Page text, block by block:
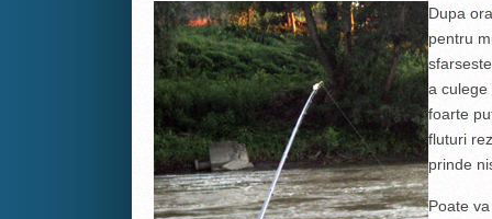
Dupa
pentru
a culege
foarte
fluturi
prinde
Poate